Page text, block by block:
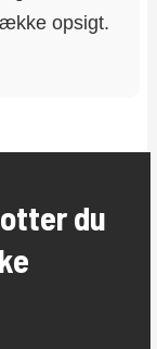
opsigt.
du